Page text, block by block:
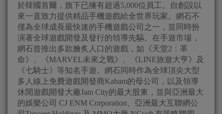
於韓國首爾，旗下已擁有超過5,000位員工。自創設以
來一直致力提供精品手機遊戲給全世界玩家。網石不
僅為全球成長最快速的手機遊戲公司之一，並同時扮
演著全球遊戲開發及發行的領導先驅。在手遊市場，
網石曾推出多款膾炙人口的遊戲，如《天堂2：革
命》、《MARVEL未來之戰》、《LINE旅遊大亨》及
《七騎士》等知名手遊。網石同時作為全球頂尖大型
多人線上免費遊戲開發商Kabam的母公司，以及領導
休閒遊戲開發大廠Jam City的最大股東，並與亞洲最大
的娛樂公司 CJ ENM Corporation、亞洲最大互聯網公